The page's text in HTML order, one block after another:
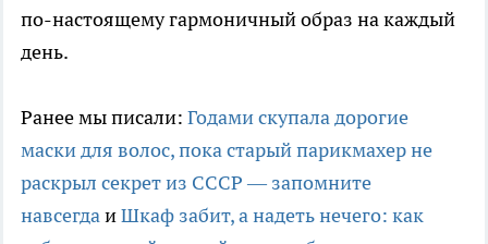
по-настоящему гармоничный образ на каждый
день.
Ранее мы писали: Годами скупала дорогие
маски для волос, пока старый парикмахер не
раскрыл секрет из СССР — запомните
навсегдаиШкаф забит, а надеть нечего: как